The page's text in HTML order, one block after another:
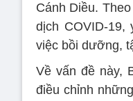
Cánh Diều.
dịch COVID-
việc bồi dưỡng,
Về vấn đề này,
điều chỉnh